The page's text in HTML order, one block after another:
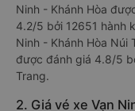
Ninh - Khánh Hòa
4.2/5 bởi 12651 hành
Ninh - Khánh Hòa Núi
được đánh giá 4.8/5
Trang.
2. Giá vé xe Vạn